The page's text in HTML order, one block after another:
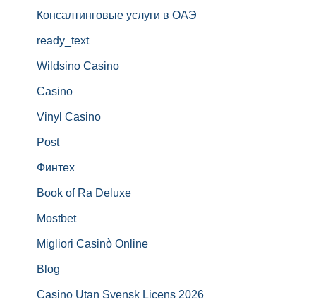
Консалтинговые услуги в ОАЭ
ready_text
Wildsino Casino
Casino
Vinyl Casino
Post
Финтех
Book of Ra Deluxe
Mostbet
Migliori Casinò Online
Blog
Casino Utan Svensk Licens 2026